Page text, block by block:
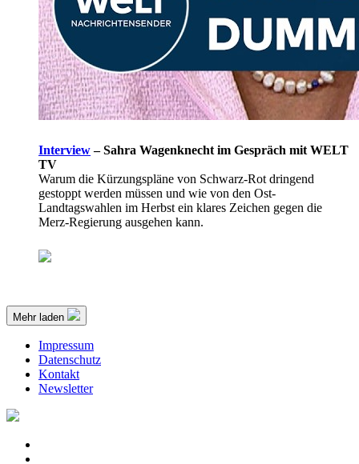
Interview– Sahra Wagenknecht im Gespräch mit WELT
TV
Warum die Kürzungspläne von Schwarz-Rot dringend
gestoppt werden müssen und wie von den Ost-
Landtagswahlen im Herbst ein klares Zeichen gegen die
Merz-Regierung ausgehen kann.
Mehr laden
Impressum
Datenschutz
Kontakt
Newsletter